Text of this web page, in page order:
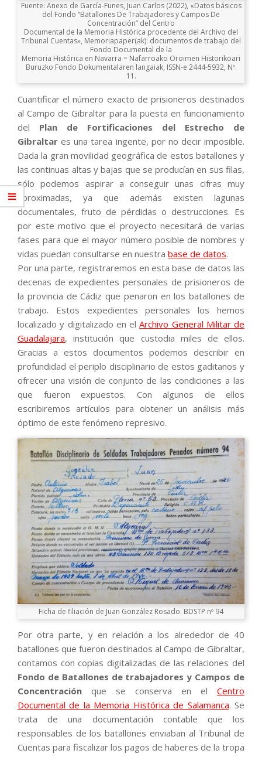
Fuente: Anexo de García-Funes, Juan Carlos (2022), «Datos básicos
del Fondo “Batallones De Trabajadores y Campos De
Concentración” del Centro
Documental de la Memoria Histórica procedente del Archivo del
Tribunal Cuentas», Memoriapaper(ak): documentos de trabajo del
Fondo Documental de la
Memoria Histórica en Navarra = Nafarroako Oroimen Historikoari
Buruzko Fondo Dokumentalaren langaiak, ISSN-e 2444-5932, Nº.
11.
Cuantificar el número exacto de prisioneros destinados
al Campo de Gibraltar para la puesta en funcionamiento
del Plan de Fortificaciones del Estrecho de
Gibraltar es una tarea ingente, por no decir imposible.
Dada la gran movilidad geográfica de estos batallones y
las continuas altas y bajas que se producían en sus filas,
sólo podemos aspirar a conseguir unas cifras muy
aproximadas, ya que además existen lagunas
documentales, fruto de pérdidas o destrucciones. Es
por este motivo que el proyecto necesitará de varias
fases para que el mayor número posible de nombres y
vidas puedan consultarse en nuestra base de datos.
Por una parte, registraremos en esta base de datos las
decenas de expedientes personales de prisioneros de
la provincia de Cádiz que penaron en los batallones de
trabajo. Estos expedientes personales los hemos
localizado y digitalizado en elArchivo General Militar de
Guadalajara, institución que custodia miles de ellos.
Gracias a estos documentos podemos describir en
profundidad el periplo disciplinario de estos gaditanos y
ofrecer una visión de conjunto de las condiciones a las
que fueron expuestos. Con algunos de ellos
escribiremos artículos para obtener un análisis más
óptimo de este fenómeno represivo.
Ficha de filiación de Juan González Rosado. BDSTP nº 94
Por otra parte, y en relación a los alrededor de 40
batallones que fueron destinados al Campo de Gibraltar,
contamos con copias digitalizadas de las relaciones del
Fondo de Batallones de trabajadores y Campos de
Concentración que se conserva en el Centro
Documental de la Memoria Histórica de Salamanca. Se
trata de una documentación contable que los
responsables de los batallones enviaban al Tribunal de
Cuentas para fiscalizar los pagos de haberes de la tropa